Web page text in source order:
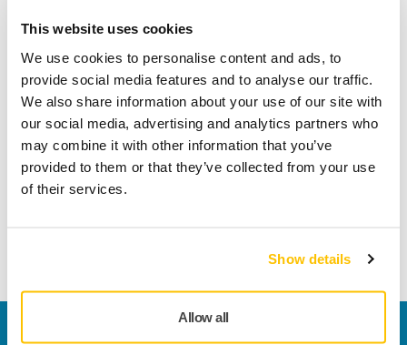
This website uses cookies
We use cookies to personalise content and ads, to
provide social media features and to analyse our traffic.
We also share information about your use of our site with
our social media, advertising and analytics partners who
may combine it with other information that you’ve
provided to them or that they’ve collected from your use
of their services.
Show details
Allow all
Tekniset tiedot
Pituus 60 mm
Leveys 18 mm